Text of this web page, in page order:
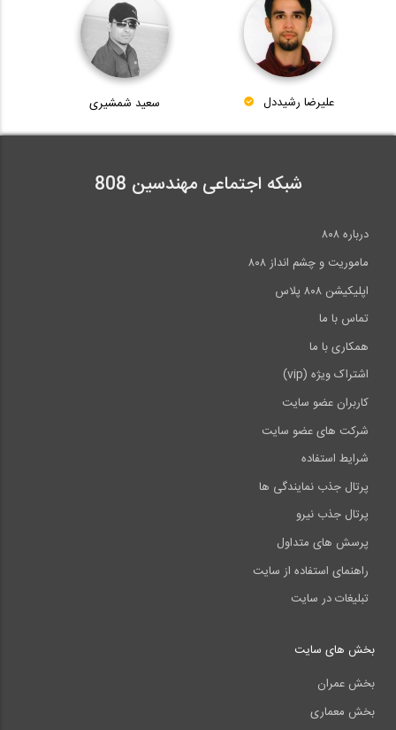
بازدید از غرفه شرکت استاک پیشرو سازه،...
بازدید از غرفه شرکت بتن برش تهران در...
علیرضا رشیددل سعید شمشیری
شبکه اجتماعی مهندسین 808
درباره ۸۰۸
ماموریت و چشم انداز ۸۰۸
اپلیکیشن ۸۰۸ پلاس
تماس با ما
همکاری با ما
اشتراک ویژه (vip)
کاربران عضو سایت
شرکت های عضو سایت
شرایط استفاده
پرتال جذب نمایندگی ها
پرتال جذب نیرو
پرسش های متداول
راهنمای استفاده از سایت
تبلیغات در سایت
بخش های سایت
بخش عمران
بخش معماری